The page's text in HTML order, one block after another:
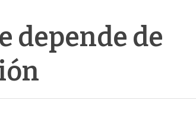
depende de